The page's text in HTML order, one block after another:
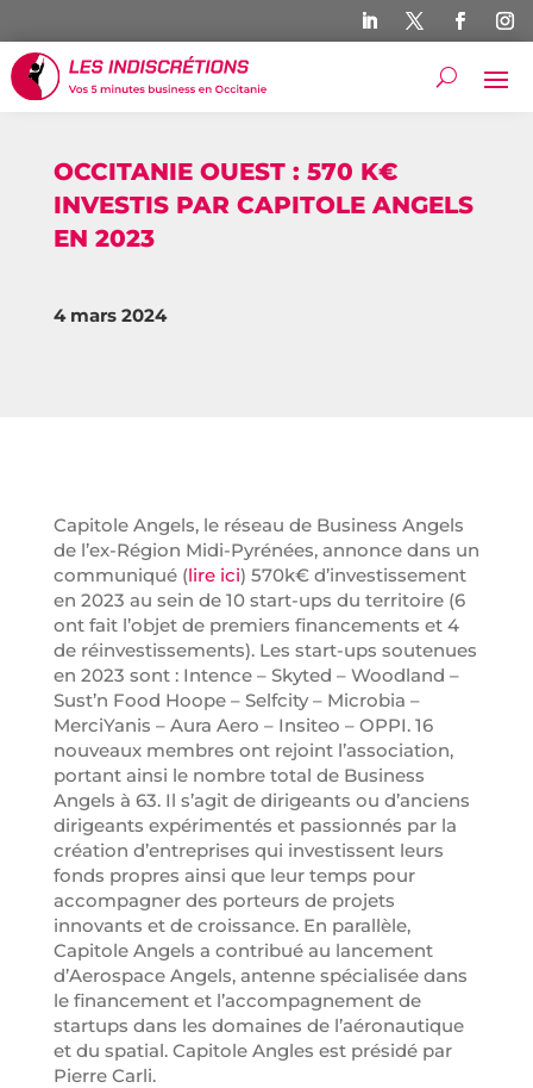
OCCITANIE OUEST : 570 K€
INVESTIS PAR CAPITOLE ANGELS
EN 2023
4 mars 2024
Capitole Angels, le réseau de Business Angels
de l’ex-Région Midi-Pyrénées, annonce dans un
communiqué (lire ici) 570k€ d’investissement
en 2023 au sein de 10 start-ups du territoire (6
ont fait l’objet de premiers financements et 4
de réinvestissements). Les start-ups soutenues
en 2023 sont : Intence – Skyted – Woodland –
Sust’n Food Hoope – Selfcity – Microbia –
MerciYanis – Aura Aero – Insiteo – OPPI. 16
nouveaux membres ont rejoint l’association,
portant ainsi le nombre total de Business
Angels à 63. Il s’agit de dirigeants ou d’anciens
dirigeants expérimentés et passionnés par la
création d’entreprises qui investissent leurs
fonds propres ainsi que leur temps pour
accompagner des porteurs de projets
innovants et de croissance. En parallèle,
Capitole Angels a contribué au lancement
d’Aerospace Angels, antenne spécialisée dans
le financement et l’accompagnement de
startups dans les domaines de l’aéronautique
et du spatial. Capitole Angles est présidé par
Pierre Carli.